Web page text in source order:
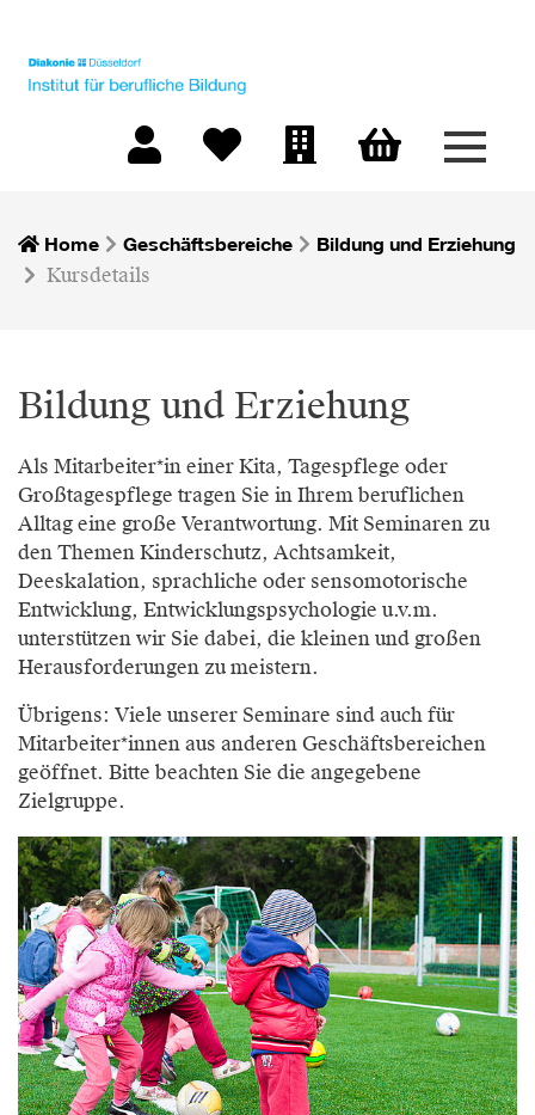
Menü
Home Geschäftsbereiche Bildung und Erziehung
Kursdetails
Bildung und Erziehung
Als Mitarbeiter*in einer Kita, Tagespflege oder
Großtagespflege tragen Sie in Ihrem beruflichen
Alltag eine große Verantwortung. Mit Seminaren zu
den Themen Kinderschutz, Achtsamkeit,
Deeskalation, sprachliche oder sensomotorische
Entwicklung, Entwicklungspsychologie u.v.m.
unterstützen wir Sie dabei, die kleinen und großen
Herausforderungen zu meistern.
Übrigens: Viele unserer Seminare sind auch für
Mitarbeiter*innen aus anderen Geschäftsbereichen
geöffnet. Bitte beachten Sie die angegebene
Zielgruppe.